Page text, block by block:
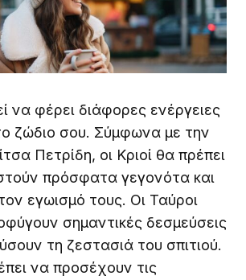
να φέρει διάφορες ενέργειες
ζώδιο σου. Σύμφωνα με την
Πετρίδη, οι Κριοί θα πρέπει
πρόσφατα γεγονότα και
εγωισμό τους. Οι Ταύροι
σημαντικές δεσμεύσεις
τη ζεστασιά του σπιτιού.
να προσέχουν τις